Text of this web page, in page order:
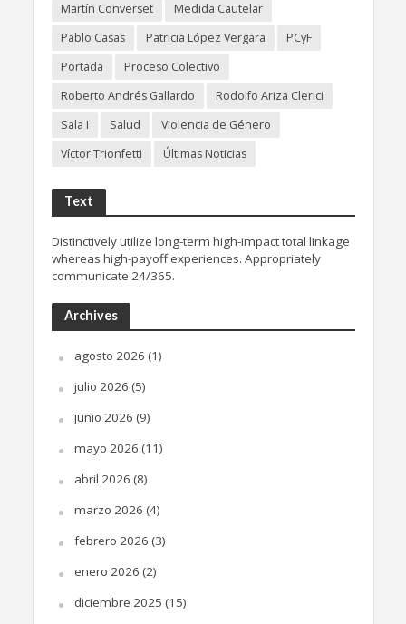
Martín Converset
Medida Cautelar
Pablo Casas
Patricia López Vergara
PCyF
Portada
Proceso Colectivo
Roberto Andrés Gallardo
Rodolfo Ariza Clerici
Sala I
Salud
Violencia de Género
Víctor Trionfetti
Últimas Noticias
Text
Distinctively utilize long-term high-impact total linkage
whereas high-payoff experiences. Appropriately
communicate 24/365.
Archives
agosto 2026 (1)
julio 2026 (5)
junio 2026 (9)
mayo 2026 (11)
abril 2026 (8)
marzo 2026 (4)
febrero 2026 (3)
enero 2026 (2)
diciembre 2025 (15)